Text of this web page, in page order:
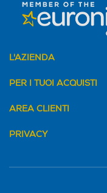
L'AZIENDA
PER I TUOI ACQUISTI
AREA CLIENTI
PRIVACY